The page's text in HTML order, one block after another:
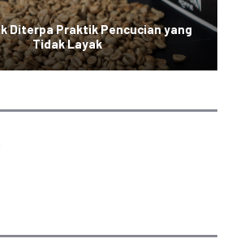
Diterpa Praktik Pencucian yang
Tidak Layak